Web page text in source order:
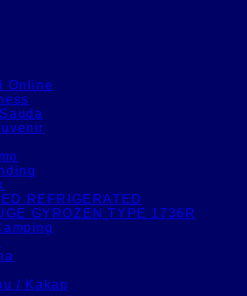
Online
REFRIGERATED
GYROZEN TYPE 1736R
/ Kakap